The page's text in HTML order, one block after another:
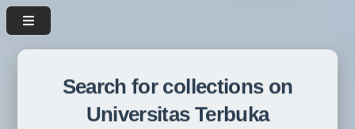
Search for collections on
Universitas Terbuka